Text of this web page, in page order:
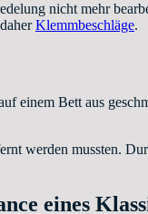
nicht mehr
Klemmbeschläge.
einem Bett aus
werden mussten.
eines